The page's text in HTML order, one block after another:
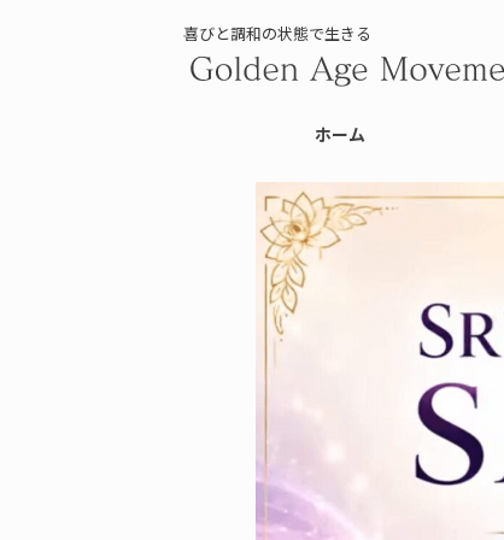
喜びと調和の状態で生きる
ホーム